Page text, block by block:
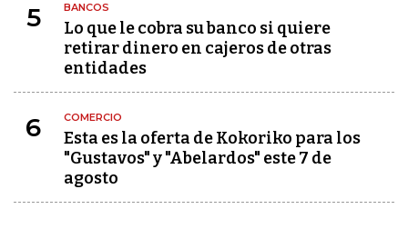
5 BANCOS
Lo que le cobra su banco si quiere
retirar dinero en cajeros de otras
entidades
6 COMERCIO
Esta es la oferta de Kokoriko para los
"Gustavos" y "Abelardos" este 7 de
agosto